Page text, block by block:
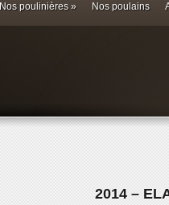
Nos poulinières» Nos poulains
2014 –